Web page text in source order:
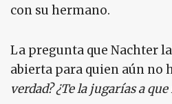
con su hermano.
La pregunta que Nachter
abierta para quien aún no
verdad? ¿Te la jugarías a que